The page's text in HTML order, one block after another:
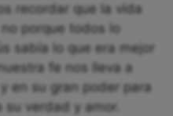
recordar que la vida
porque todos lo
sabía lo que era mejor
fe nos lleva a
en su gran poder para
verdad y amor.